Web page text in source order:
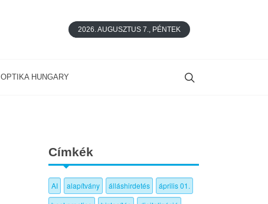
2026. AUGUSZTUS 7., PÉNTEK
OPTIKA HUNGARY
Címkék
AI alapítvány álláshirdetés
április 01.